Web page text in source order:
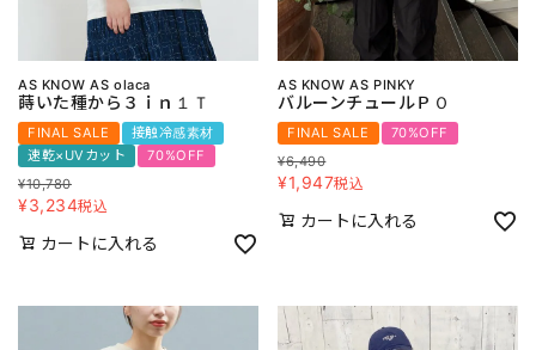
AS KNOW AS olaca
蒔いた種から３ｉｎ１Ｔ
FINAL SALE
接触冷感素材
速乾×UVカット
70%OFF
¥10,780
¥3,234税込
カートに入れる
AS KNOW AS PINKY
バルーンチュールＰＯ
FINAL SALE
70%OFF
¥6,490
¥1,947税込
カートに入れる